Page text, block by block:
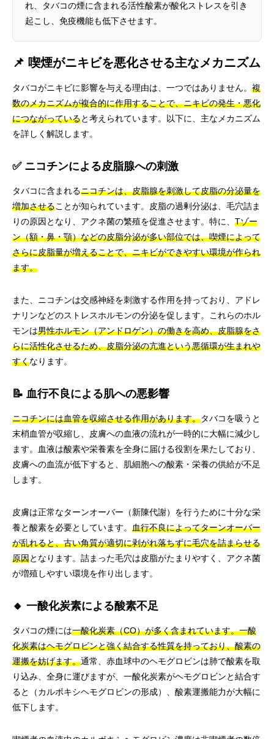
れ、タバコの煙に含まれる活性酸素が酸化ストレスを引き
起こし、免疫機能も低下させます。
📌 喫煙がニキビを悪化させる主なメカニズム
タバコがニキビに影響を与える理由は、一つではありません。 複
数のメカニズムが複合的に作用することで、ニキビの発生・悪化
につながっていると考えられています。以下に、主なメカニズム
を詳しく解説します。
✅ ニコチンによる皮脂腺への刺激
タバコに含まれるニコチンは、皮脂腺を刺激して皮脂の分泌量を
増加させることが知られています。皮脂の過剰分泌は、毛穴詰ま
りの原因となり、アクネ菌の繁殖を促進させます。特に、 Tゾー
ン（額・鼻・顎）などの皮脂分泌が多い部位では、喫煙によって
さらに皮脂量が増えることで、ニキビができやすい環境が作られ
ます。
また、ニコチンは交感神経を刺激する作用を持っており、アドレ
ナリンなどのストレスホルモンの分泌を促します。これらのホル
モンは男性ホルモン（アンドロゲン）の働きを高め、皮脂腺をさ
らに活性化させるため、皮脂分泌の亢進という悪循環が生まれや
すくなります。
📝 血行不良による肌への悪影響
ニコチンには血管を収縮させる作用があります。タバコを吸うと
末梢血管が収縮し、皮膚への血液の流れが一時的に大幅に減少し
ます。血液は酸素や栄養素を全身に届ける役割を果たしており、
皮膚への血流が低下すると、肌細胞への酸素・栄養の供給が不足
します。
皮膚は正常なターンオーバー（新陳代謝）を行うために十分な栄
養と酸素を必要としています。 血行不良によってターンオーバー
が乱れると、古い角質が適切に剥がれ落ちずに毛穴を詰まらせる
原因となります。詰まった毛穴は皮脂がたまりやすく、アクネ菌
が増殖しやすい環境を作り出します。
🔸 一酸化炭素による酸素不足
タバコの煙には一酸化炭素（CO）が多く含まれています。一酸
化炭素はヘモグロビンと強く結合する性質を持っており、酸素の
運搬を妨げます。通常、赤血球中のヘモグロビンは肺で酸素を取
り込み、全身に運びますが、一酸化炭素がヘモグロビンと結合す
ると（カルボキシヘモグロビンの形成）、酸素運搬能力が大幅に
低下します。